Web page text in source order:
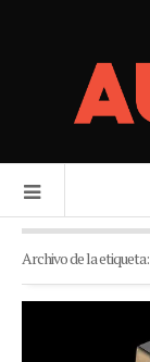
Archivo de la etiqueta: